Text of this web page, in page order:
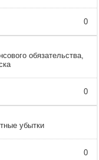
0
обязательства,
0
убытки
0